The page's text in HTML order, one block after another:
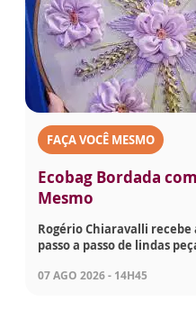
FAÇA VOCÊ MESMO
Ecobag Bordada
Mesmo
Rogério Chiaravalli
passo a passo de lindas
07 AGO 2026 - 14H45